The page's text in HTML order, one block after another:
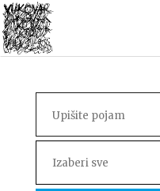
Izaberi sve